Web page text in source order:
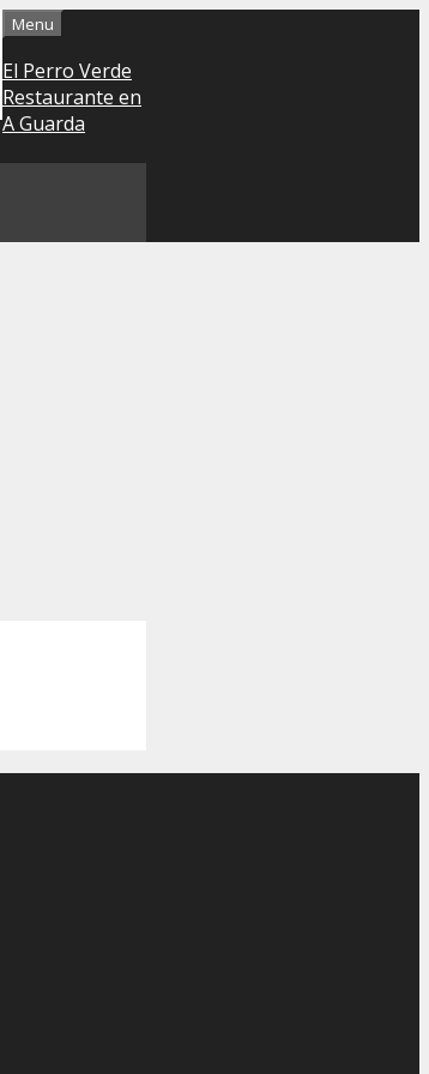
Menu
El Perro Verde
Restaurante en
A Guarda